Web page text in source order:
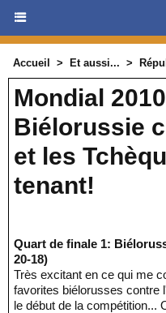
Accueil > Et aussi... >
Mondial
Biélorussie
et les
tenant!
Quart de finale 1: Biélorussie - Russie (23-11, 13-16, 14-8 et
20-18)
Très excitant en ce qui me
favorites biélorusses contre
le début de la compétition...